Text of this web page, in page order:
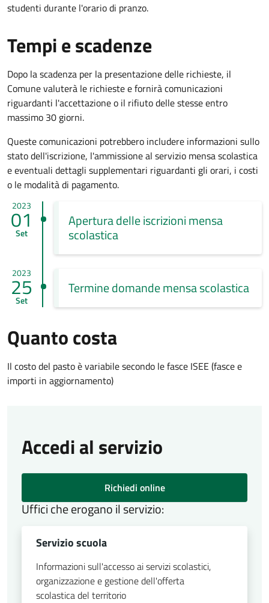
studenti durante l'orario di pranzo.
Tempi e scadenze
Dopo la scadenza per la presentazione delle richieste, il
Comune valuterà le richieste e fornirà comunicazioni
riguardanti l'accettazione o il rifiuto delle stesse entro
massimo 30 giorni.
Queste comunicazioni potrebbero includere informazioni sullo
stato dell'iscrizione, l'ammissione al servizio mensa scolastica
e eventuali dettagli supplementari riguardanti gli orari, i costi
o le modalità di pagamento.
2023
01
Set
Apertura delle iscrizioni mensa
scolastica
2023
25
Set
Termine domande mensa scolastica
Quanto costa
Il costo del pasto è variabile secondo le fasce ISEE (fasce e
importi in aggiornamento)
Accedi al servizio
Richiedi online
Uffici che erogano il servizio:
Servizio scuola
Informazioni sull'accesso ai servizi scolastici,
organizzazione e gestione dell'offerta
scolastica del territorio